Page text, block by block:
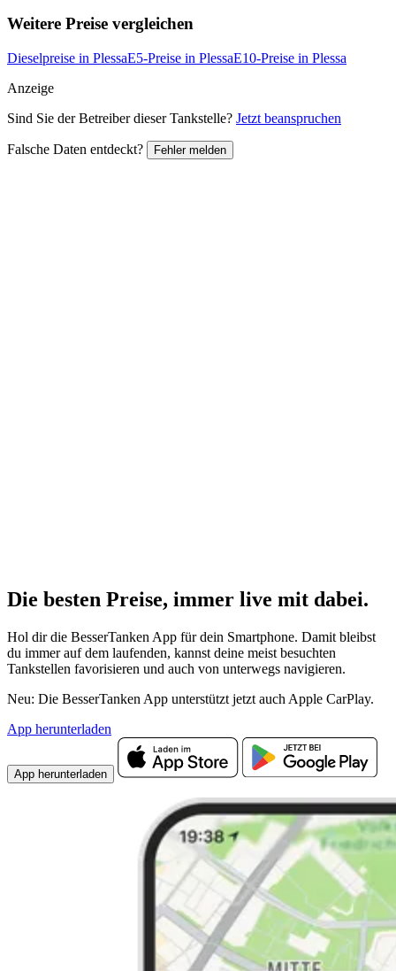
Weitere Preise vergleichen
Dieselpreise in PlessaE5-Preise in PlessaE10-Preise in Plessa
Anzeige
Sind Sie der Betreiber dieser Tankstelle? Jetzt beanspruchen
Falsche Daten entdeckt? Fehler melden
Die besten Preise, immer live mit dabei.
Hol dir die BesserTanken App für dein Smartphone. Damit bleibst
du immer auf dem laufenden, kannst deine meist besuchten
Tankstellen favorisieren und auch von unterwegs navigieren.
Neu: Die BesserTanken App unterstützt jetzt auch Apple CarPlay.
App herunterladen
App herunterladen